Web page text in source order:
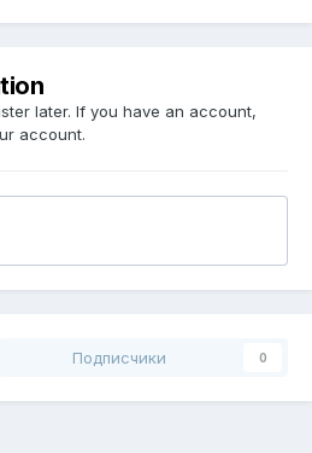
later. If you have an account,
account.
Подписчики 0